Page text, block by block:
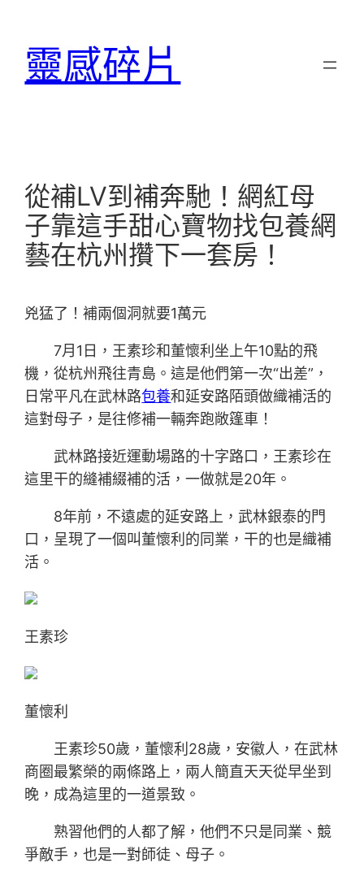
靈感碎片
從補LV到補奔馳！網紅母
子靠這手甜心寶物找包養網
藝在杭州攢下一套房！
兇猛了！補兩個洞就要1萬元
7月1日，王素珍和董懷利坐上午10點的飛
機，從杭州飛往青島。這是他們第一次“出差”，
日常平凡在武林路包養和延安路陌頭做織補活的
這對母子，是往修補一輛奔跑敞篷車！
武林路接近運動場路的十字路口，王素珍在
這里干的縫補綴補的活，一做就是20年。
8年前，不遠處的延安路上，武林銀泰的門
口，呈現了一個叫董懷利的同業，干的也是織補
活。
王素珍
董懷利
王素珍50歲，董懷利28歲，安徽人，在武林
商圈最繁榮的兩條路上，兩人簡直天天從早坐到
晚，成為這里的一道景致。
熟習他們的人都了解，他們不只是同業、競
爭敵手，也是一對師徒、母子。